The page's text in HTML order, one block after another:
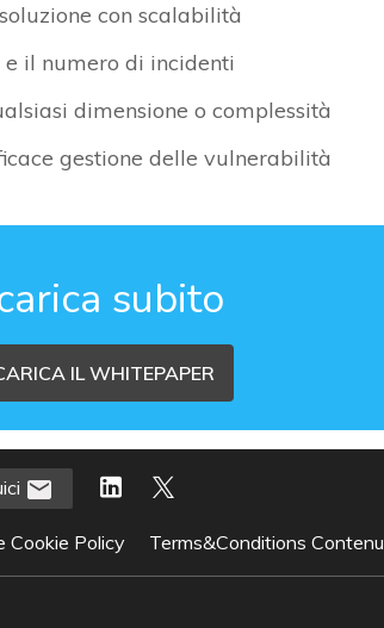
con scalabilità
il numero di incidenti
dimensione o complessità
gestione delle vulnerabilità
subito
IL WHITEPAPER
Cookie Policy Terms&Conditions